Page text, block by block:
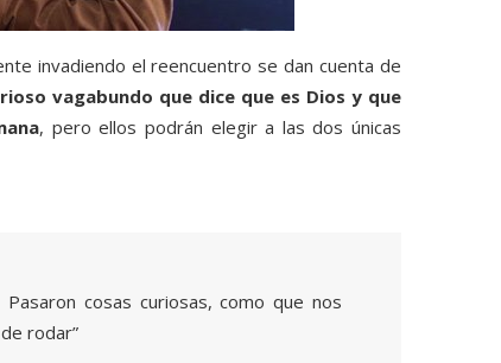
invadiendo el reencuentro se dan cuenta de
vagabundo que dice que es Dios y que
, pero ellos podrán elegir a las dos únicas
cosas curiosas, como que nos
rodar”